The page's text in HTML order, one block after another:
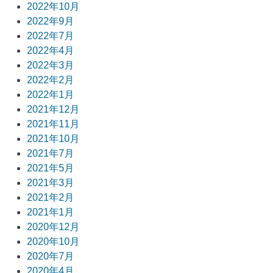
2022年10月
2022年9月
2022年7月
2022年4月
2022年3月
2022年2月
2022年1月
2021年12月
2021年11月
2021年10月
2021年7月
2021年5月
2021年3月
2021年2月
2021年1月
2020年12月
2020年10月
2020年7月
2020年4月